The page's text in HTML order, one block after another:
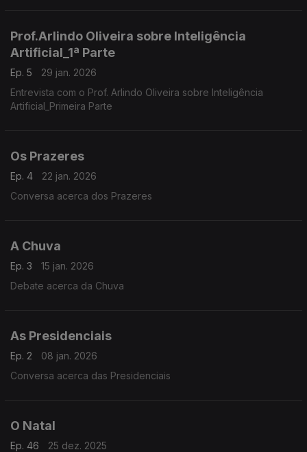
Prof.Arlindo Oliveira sobre Inteligência
Artificial_1ª Parte
Ep. 5
29 jan. 2026
Entrevista com o Prof. Arlindo Oliveira sobre Inteligência
Artificial_Primeira Parte
Os Prazeres
Ep. 4
22 jan. 2026
Conversa acerca dos Prazeres
A Chuva
Ep. 3
15 jan. 2026
Debate acerca da Chuva
As Presidenciais
Ep. 2
08 jan. 2026
Conversa acerca das Presidenciais
O Natal
Ep. 46
25 dez. 2025